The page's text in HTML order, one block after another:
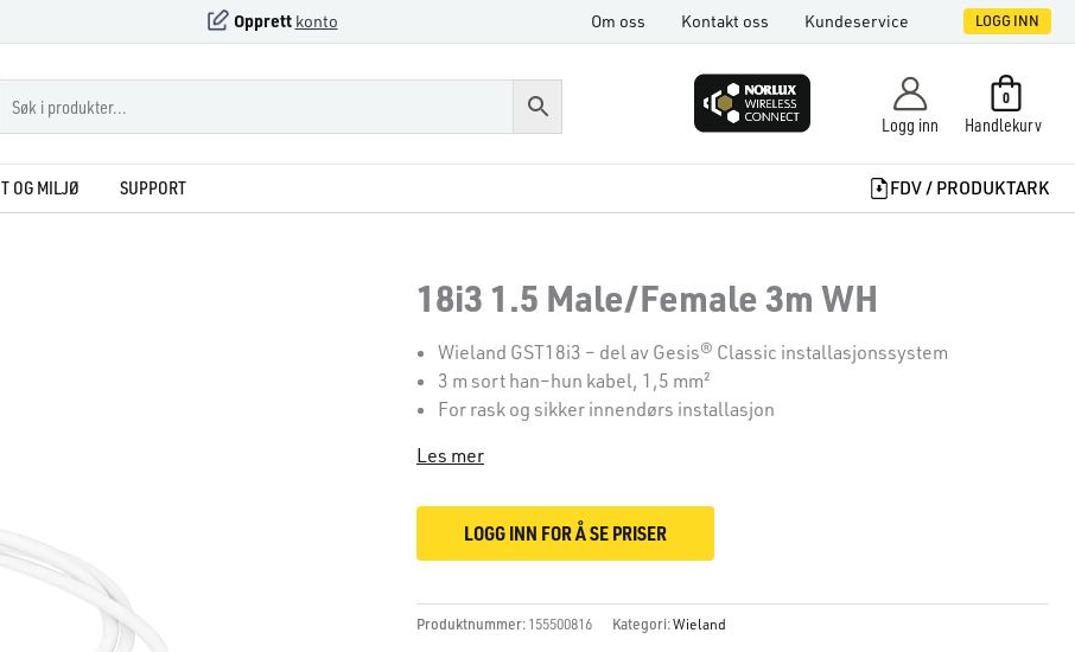
Opprett konto Om oss Kontakt oss Kundeservice LOGG INN
Logg inn Handlekurv
0
OG MILJØ SUPPORT FDV / PRODUKTARK
18i3 1.5 Male/Female 3m WH
Wieland GST18i3 – del av Gesis® Classic installasjonssystem
3 m sort han–hun kabel, 1,5 mm²
For rask og sikker innendørs installasjon
Les mer
LOGG INN FOR Å SE PRISER
Produktnummer: 155500816 Kategori:Wieland